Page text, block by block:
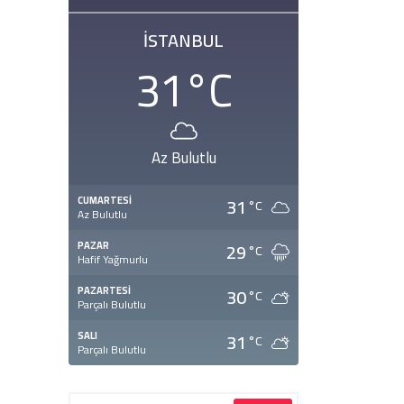
İSTANBUL
31°C
Az Bulutlu
CUMARTESI
Az Bulutlu 31 °C
PAZAR
Hafif Yağmurlu 29°C
PAZARTESI
Parçalı Bulutlu 30°C
SALI
Parçalı Bulutlu 31 °C